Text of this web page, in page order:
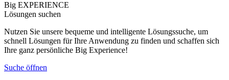
Big EXPERIENCE
Lösungen suchen
Nutzen Sie unsere bequeme und intelligente Lösungssuche, um
schnell Lösungen für Ihre Anwendung zu finden und schaffen sich
Ihre ganz persönliche Big Experience!
Suche öffnen